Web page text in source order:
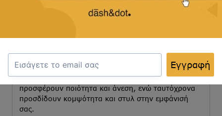
γραβάτες σε διάφορα υφάσματα και χρώματα,
Είτε ψάχνετε για μια κλασική, μονόχρωμη γραβάτα
για το γραφείο, είτε για μια πιο τολμηρή επιλογή για
γάμο ή κοινωνική εκδήλωση, οι γραβάτες μας
προσφέρουν ποιότητα και άνεση, ενώ ταυτόχρονα
προσδίδουν κομψότητα και στυλ στην εμφάνισή
σας.
Εγγραφή